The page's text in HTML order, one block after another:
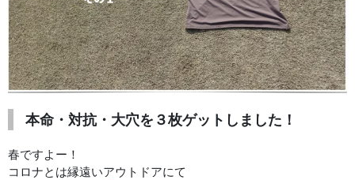
本命・対抗・大穴を３枚ゲットしました！
春ですよー！
コロナとは縁遠いアウトドアにて